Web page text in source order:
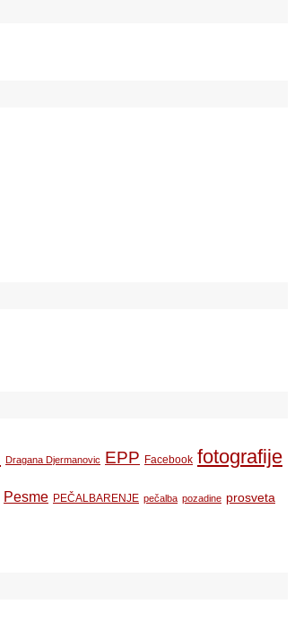
Dragana Djermanovic EPP Facebook fotografije
Pesme PEČALBARENJE pečalba pozadine prosveta